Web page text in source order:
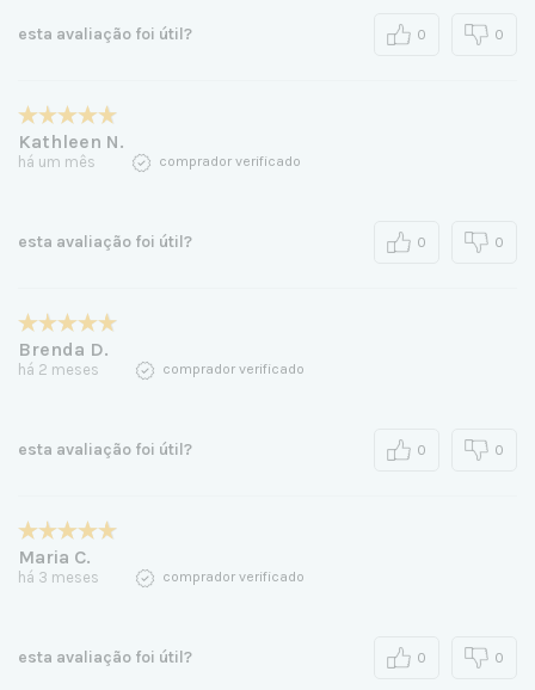
esta avaliação foi útil? 0 0
Kathleen N.
há um mês comprador verificado
esta avaliação foi útil? 0 0
Brenda D.
há 2 meses comprador verificado
esta avaliação foi útil? 0 0
Maria C.
há 3 meses comprador verificado
esta avaliação foi útil? 0 0